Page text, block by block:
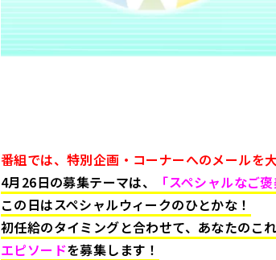
番組では、特別企画・コーナーへのメールを
4月26日の募集テーマは、
「スペシャルなご
この日はスペシャルウィークのひとかな！
初任給のタイミングと合わせて、あなたのこ
エピソードを募集します！